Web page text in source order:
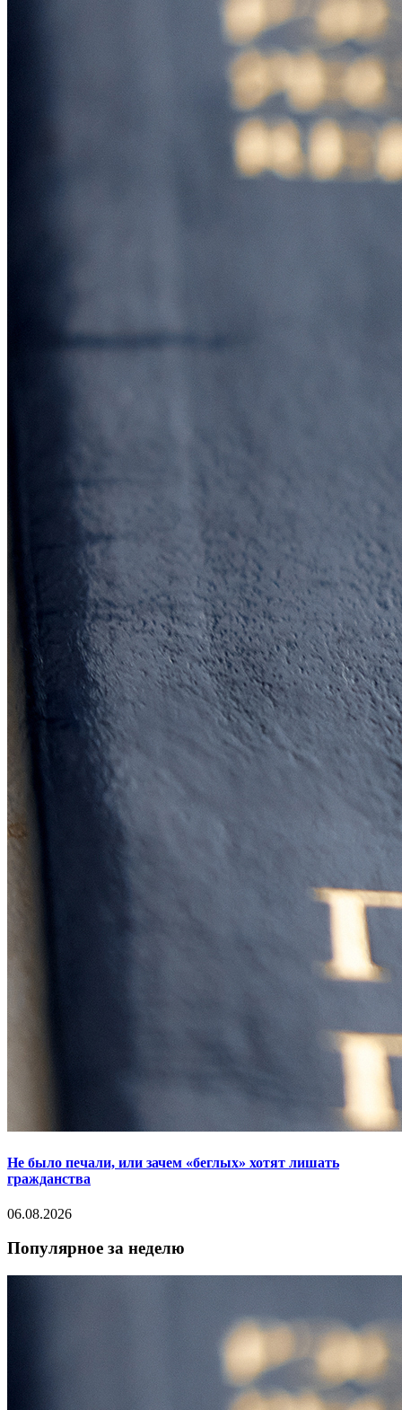
Не было печали, или зачем «беглых» хотят лишать
гражданства
06.08.2026
Популярное за неделю